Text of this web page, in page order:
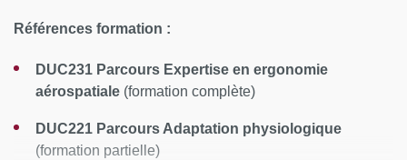
Références formation :
DUC231 Parcours Expertise en ergonomie
aérospatiale (formation complète)
DUC221 Parcours Adaptation physiologique
(formation partielle)